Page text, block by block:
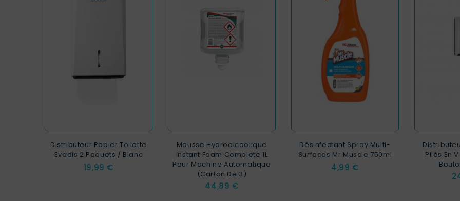
Distributeur Papier Toilette
Evadis 2 Paquets / Blanc
Prix
19,99 €
Mousse Hydroalcoolique
Instant Foam Complete 1L
Pour Machine Automatique
(carton De 3)
Prix
44,89 €
Désinfectant Spray Multi-
Surfaces Mr Muscle 750ml
Prix
4,99 €
Pliés En